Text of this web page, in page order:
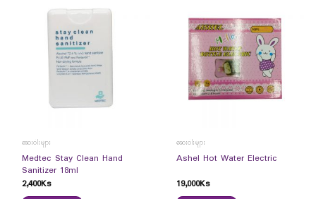
ဆေးဝါးများ
Medtec Stay Clean Hand
Sanitizer 18ml
2,400Ks
ဆေးဝါးများ
Ashel Hot Water Electric
19,000Ks